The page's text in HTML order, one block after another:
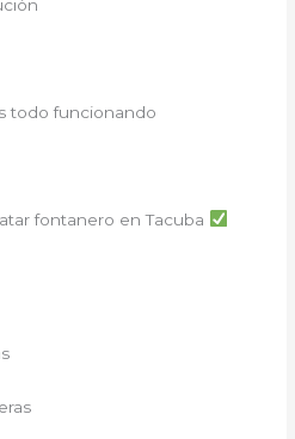
todo funcionando
fontanero en Tacuba